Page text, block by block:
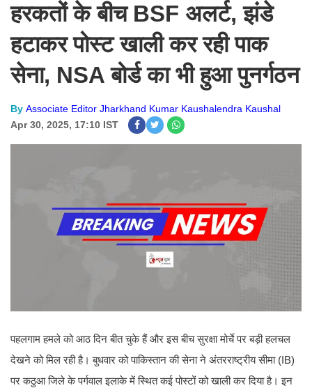
हरकतों के बीच BSF अलर्ट, झंडे
हटाकर पोस्ट खाली कर रही पाक
सेना, NSA बोर्ड का भी हुआ पुनर्गठन
By Associate Editor Jharkhand Kumar Kaushalendra Kaushal
Apr 30, 2025, 17:10 IST
पहलगाम हमले को आठ दिन बीत चुके हैं और इस बीच सुरक्षा मोर्चे पर बड़ी हलचल
देखने को मिल रही है। बुधवार को पाकिस्तान की सेना ने अंतरराष्ट्रीय सीमा (IB)
पर कठुआ जिले के पर्गवाल इलाके में स्थित कई पोस्टों को खाली कर दिया है। इन